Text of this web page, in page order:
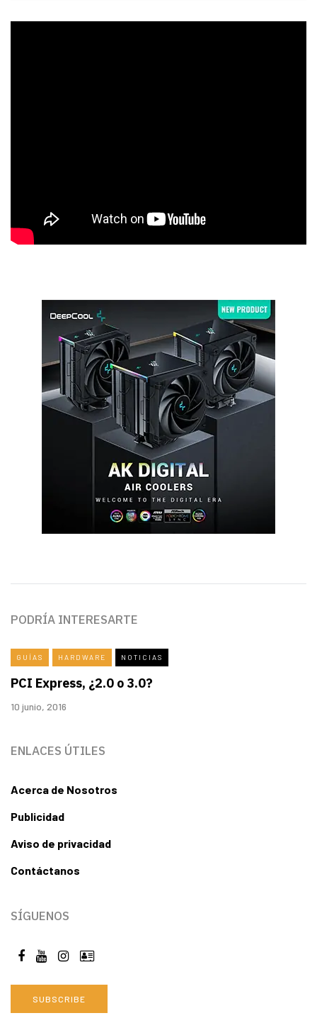
PODRÍA INTERESARTE
GUÍAS HARDWARE NOTICIAS
PCI Express, ¿2.0 o 3.0?
10 junio, 2016
ENLACES ÚTILES
Acerca de Nosotros
Publicidad
Aviso de privacidad
Contáctanos
SÍGUENOS
SUBSCRIBE